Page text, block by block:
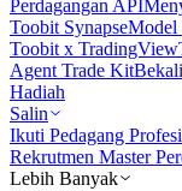
Perdagangan API
Toobit SynapseModel
Toobit x TradingView
Agent Trade Kit
Hadiah
Salin
Ikuti Pedagang
Rekrutmen Master
Lebih Banyak